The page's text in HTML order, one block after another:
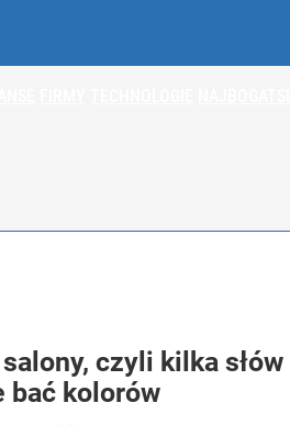
czyli kilka słów
bać kolorów